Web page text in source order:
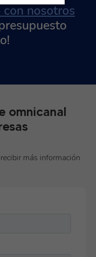
con nosotros
omnicanal
más información